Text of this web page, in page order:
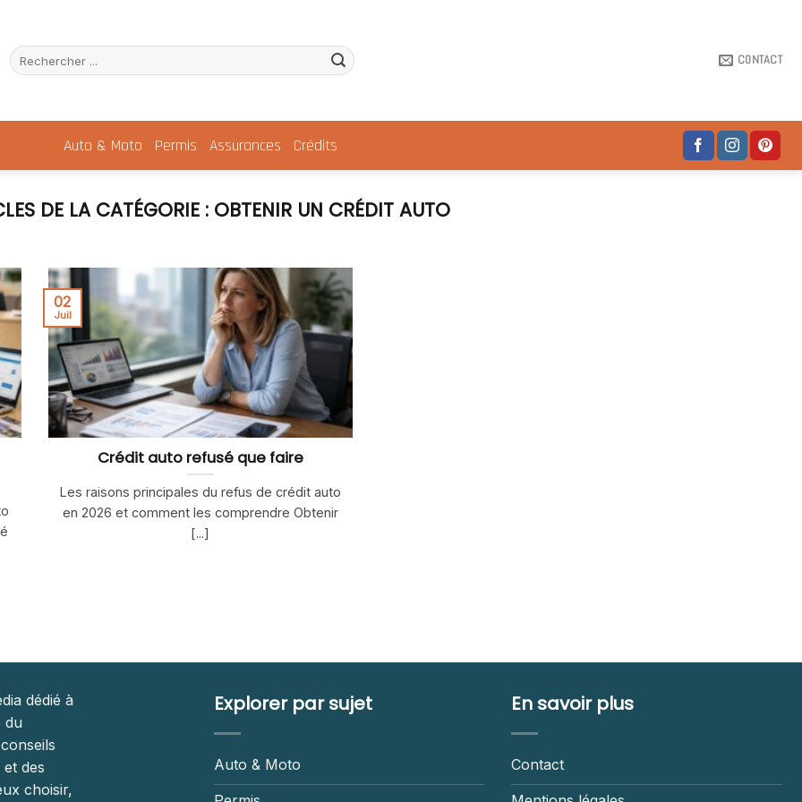
CONTACT
Auto & Moto Permis Assurances Crédits
OBTENIR UN CRÉDIT AUTO
Crédit auto refusé que faire
Les raisons principales du refus de crédit auto
en 2026 et comment les comprendre Obtenir
[...]
02
Juil
dédié à
du
des
choisir,
Explorer par sujet
Auto & Moto
En savoir plus
Contact